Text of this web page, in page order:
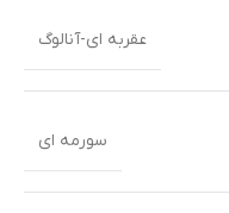
عقربه ای-آنالوگ
سورمه ای